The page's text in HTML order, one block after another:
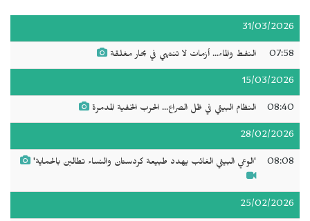
31/03/2026
07:58 النفط والماء... أزمات لا تنتهي في بحار مغلقة
15/03/2026
08:40 النظام البيئي في ظل الصراع... الحرب الخفية المدمرة
28/02/2026
08:08 'الوعي البيئي الغائب يهدد طبيعة كردستان والنساء تطالبن بالحماية'
25/02/2026